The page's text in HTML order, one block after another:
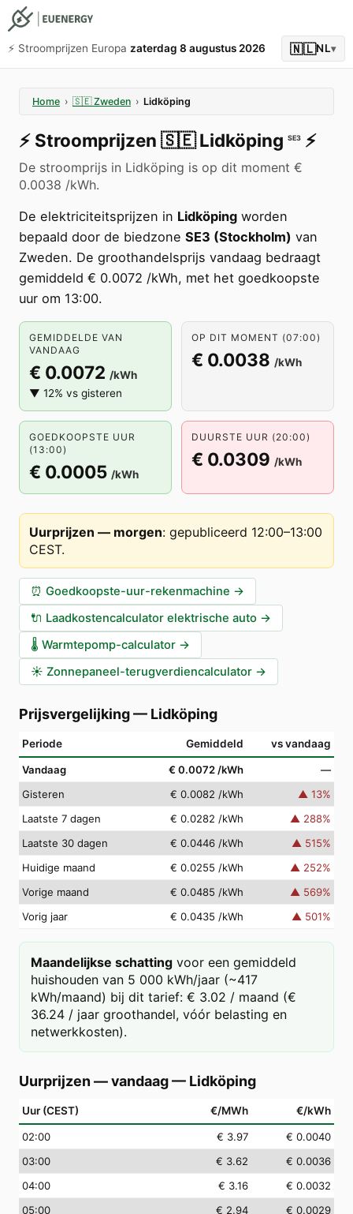
⚡️ Stroomprijzen Europa zaterdag 8 augustus 2026 🇳🇱NL▾
Home › 🇸🇪 Zweden › Lidköping
⚡️ Stroomprijzen 🇸🇪 Lidköping SE3 ⚡️
De stroomprijs in Lidköping is op dit moment €
0.0038 /kWh.
De elektriciteitsprijzen in Lidköping worden
bepaald door de biedzone SE3 (Stockholm) van
Zweden. De groothandelsprijs vandaag bedraagt
gemiddeld € 0.0072 /kWh, met het goedkoopste
uur om 13:00.
GEMIDDELDE VAN
VANDAAG
€ 0.0072 /kWh
▼ 12% vs gisteren
OP DIT MOMENT (07:00)
€ 0.0038 /kWh
GOEDKOOPSTE UUR
(13:00)
€ 0.0005 /kWh
DUURSTE UUR (20:00)
€ 0.0309 /kWh
Uurprijzen — morgen: gepubliceerd 12:00–13:00
CEST.
⏰ Goedkoopste-uur-rekenmachine →
🔌 Laadkostencalculator elektrische auto →
🌡️ Warmtepomp-calculator →
☀️ Zonnepaneel-terugverdiencalculator →
Prijsvergelijking— Lidköping
Periode Gemiddeld vs vandaag
Vandaag € 0.0072 /kWh
—
Gisteren
€ 0.0082 /kWh ▲ 13%
Laatste 7 dagen
€ 0.0282 /kWh ▲ 288%
Laatste 30 dagen
€ 0.0446 /kWh ▲ 515%
Huidige maand
€ 0.0255 /kWh ▲ 252%
Vorige maand
€ 0.0485 /kWh ▲ 569%
Vorig jaar
€ 0.0435 /kWh ▲ 501%
Maandelijkse schatting voor een gemiddeld
huishouden van 5 000 kWh/jaar (~417
kWh/maand) bij dit tarief: € 3.02 / maand (€
36.24 / jaar groothandel, vóór belasting en
netwerkkosten).
Uurprijzen — vandaag— Lidköping
Uur (CEST) €/MWh €/kWh
02:00 € 3.97
€ 0.0040
03:00 € 3.62
€ 0.0036
04:00 € 3.16
€ 0.0032
05:00 € 2.94
€ 0.0029